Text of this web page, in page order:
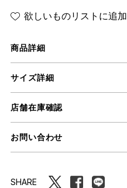
欲しいものリストに追加
商品詳細
サイズ詳細
店舗在庫確認
お問い合わせ
SHARE